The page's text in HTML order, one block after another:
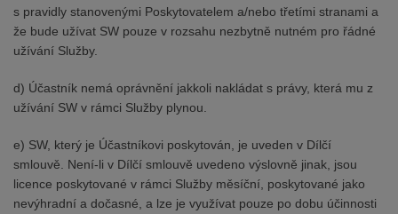
s pravidly stanovenými Poskytovatelem a/nebo třetími stranami a
že bude užívat SW pouze v rozsahu nezbytně nutném pro řádné
užívání Služby.
d) Účastník nemá oprávnění jakkoli nakládat s právy, která mu z
užívání SW v rámci Služby plynou.
e) SW, který je Účastníkovi poskytován, je uveden v Dílčí
smlouvě. Není-li v Dílčí smlouvě uvedeno výslovně jinak, jsou
licence poskytované v rámci Služby měsíční, poskytované jako
nevýhradní a dočasné, a lze je využívat pouze po dobu účinnosti